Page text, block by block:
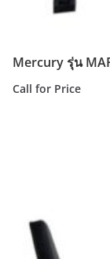
Mercury รุ่น
Call for Price